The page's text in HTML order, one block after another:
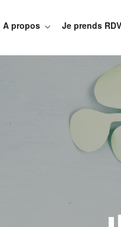
A propos Je prends RDV